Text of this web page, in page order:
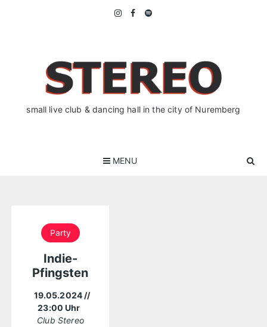
small live club & dancing hall in the city of Nuremberg
MENU
Party
Indie-
Pfingsten
19.05.2024 //
23:00 Uhr
Club Stereo